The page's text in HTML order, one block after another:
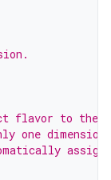
flavor to the
one